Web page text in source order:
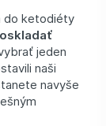
do ketodiéty
jeden
naši
navyše